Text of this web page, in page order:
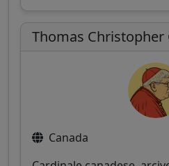
Thomas Christopher
Canada